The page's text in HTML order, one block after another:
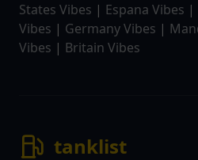
States Vibes | Espana Vibes |
Vibes | Germany Vibes |
Vibes | Britain Vibes
tanklist